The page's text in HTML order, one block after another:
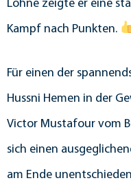
Lohne zeigte er eine
Kampf nach Punkten.
Für einen der
Hussni Hemen in der
Victor Mustafour vom
sich einen
am Ende